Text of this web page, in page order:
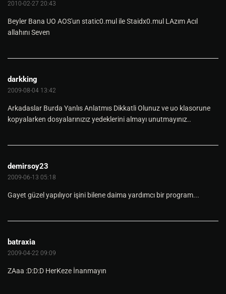
2010-02-27 20:43
Beyler Bana UO AOS'un static0.mul ile Staidx0.mul LAzım Acıl
allahını Seven
darkking
2009-08-04 13:42
Arkadaslar Burda Yanlıs Anlatmıs Dikkatli Olunuz ve uo klasorune
kopyalarken dosyalarınızız yedeklerini almayı unutmayınız..
demirsoy23
2009-06-13 05:18
Gayet güzel yapılıyor işini bilene daima yardımcı bir program...
batraxia
2009-04-22 09:09
ZAaa :D:D:D HerKeze İnanmayın